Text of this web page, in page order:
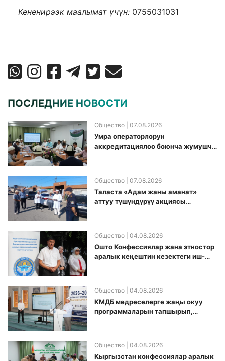
Кененирээк маалымат үчүн: 0755031031
ПОСЛЕДНИЕ НОВОСТИ
Общество | 07.08.2026
Умра операторлорун
аккредитациялоо боюнча жумушчу
Общество | 07.08.2026
Таласта «Адам жаны аманат»
аттуу түшүндүрүү акциясы
Общество | 04.08.2026
Ошто Конфессиялар жана этностор
аралык кеңештин кезектеги иш-
Общество | 04.08.2026
КМДБ медреселерге жаңы окуу
программаларын тапшырып,
Общество | 04.08.2026
Кыргызстан конфессиялар аралык